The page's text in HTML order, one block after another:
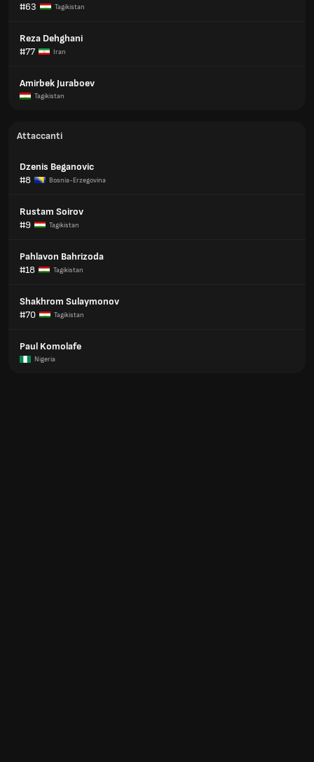
#63
Tagikistan
Reza Dehghani
#77
Iran
Amirbek Juraboev
Tagikistan
Attaccanti
Dzenis Beganovic
#8
Bosnia-Erzegovina
Rustam Soirov
#9
Tagikistan
Pahlavon Bahrizoda
#18
Tagikistan
Shakhrom Sulaymonov
#70
Tagikistan
Paul Komolafe
Nigeria